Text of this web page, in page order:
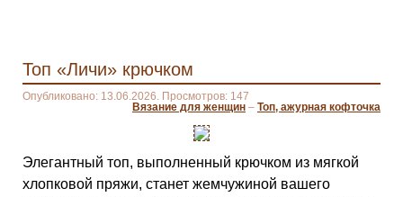
Топ «Личи» крючком
Опубликовано: 13.06.2026. Просмотров: 147
Вязание для женщин – Топ, ажурная кофточка
Элегантный топ, выполненный крючком из мягкой
хлопковой пряжи, станет жемчужиной вашего